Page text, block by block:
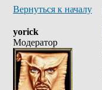
Вернуться к началу
yorick
Модератор